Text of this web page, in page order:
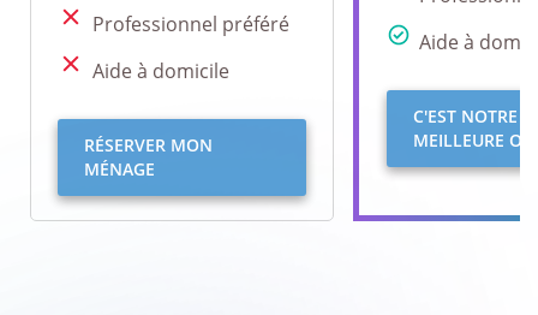
Aide à
C'EST NOTRE
MEILLEURE
Professionnel préféré
Aide à domicile
RÉSERVER MON
MÉNAGE